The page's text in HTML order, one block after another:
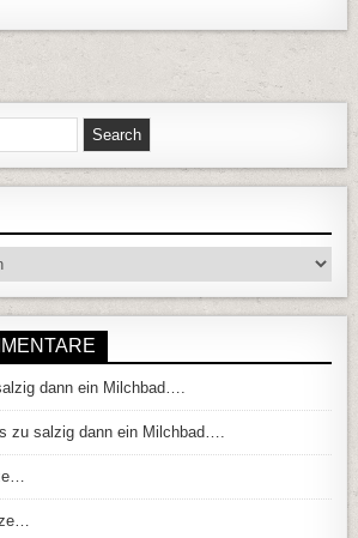
dann ein Milchbad….
zu salzig dann ein Milchbad….